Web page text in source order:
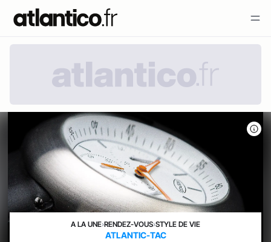
A LA UNE›RENDEZ-VOUS›STYLE DE VIE
ATLANTIC-TAC